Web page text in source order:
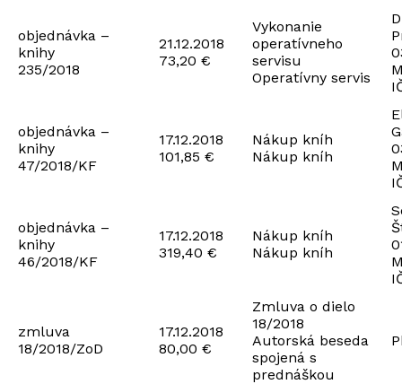
objednávka –
knihy
235/2018
21.12.2018
73,20 €
Vykonanie
operatívneho
servisu
Operatívny servis
objednávka –
knihy
47/2018/KF
17.12.2018
101,85 €
Nákup kníh
Nákup kníh
objednávka –
knihy
46/2018/KF
17.12.2018
319,40 €
Nákup kníh
Nákup kníh
zmluva
18/2018/ZoD
17.12.2018
80,00 €
Zmluva o dielo
18/2018
Autorská beseda
spojená s
prednáškou